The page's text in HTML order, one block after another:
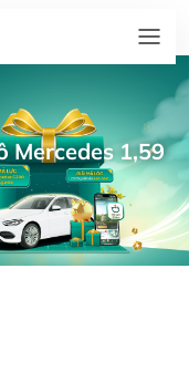
Mercedes 1,59